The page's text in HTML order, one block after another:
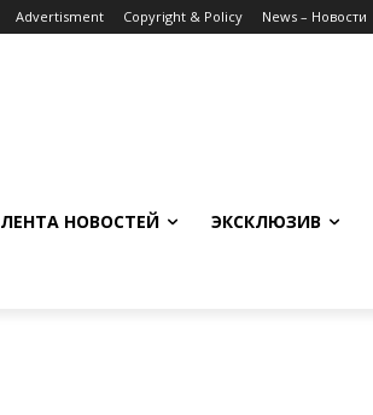
Advertisment Copyright & Policy News – Новости
ЛЕНТА НОВОСТЕЙ ЭКСКЛЮЗИВ